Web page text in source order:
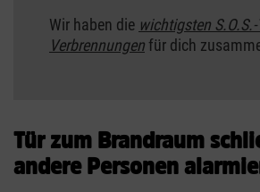
Wir haben die wichtigsten
Verbrennungen für dich
Tür zum Brandraum
andere Personen